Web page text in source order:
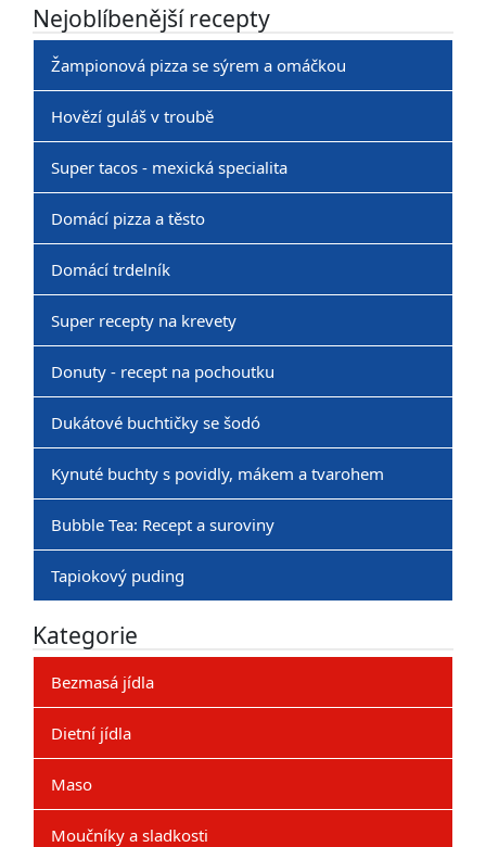
Nejoblíbenější recepty
Žampionová pizza se sýrem a omáčkou
Hovězí guláš v troubě
Super tacos - mexická specialita
Domácí pizza a těsto
Domácí trdelník
Super recepty na krevety
Donuty - recept na pochoutku
Dukátové buchtičky se šodó
Kynuté buchty s povidly, mákem a tvarohem
Bubble Tea: Recept a suroviny
Tapiokový puding
Kategorie
Bezmasá jídla
Dietní jídla
Maso
Moučníky a sladkosti